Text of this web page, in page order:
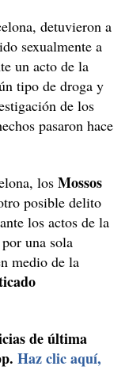
detuvieron a
sexualmente a
un acto de la
tipo de droga y
de los
pasaron hace
los Mossos
posible delito
los actos de la
una sola
medio de la
de última
Haz clic aquí,